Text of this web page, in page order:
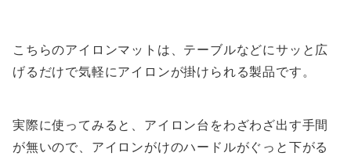
こちらのアイロンマットは、テーブルなどにサッと広
げるだけで気軽にアイロンが掛けられる製品です。
実際に使ってみると、アイロン台をわざわざ出す手間
が無いので、アイロンがけのハードルがぐっと下がる